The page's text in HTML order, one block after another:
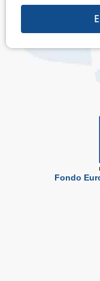
Fondo